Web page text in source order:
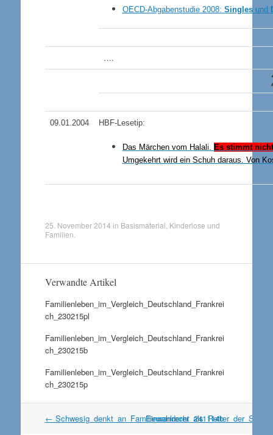
OECD-Abgabenstudie 2008: Singlesund
….
09.01.2004 HBF-Lesetip:
Das Märchen vom Halali. Es stimmt
Umgekehrt wird ein Schuh daraus. Von
25. November 2014 in Basismaterial Kinderlose und
Familien
Verwandte Artikel
Familienleben_im_Vergleich_Deutschland_Frankrei
ch_230215pl
Familienleben_im_Vergleich_Deutschland_Frankrei
ch_230215b
Familienleben_im_Vergleich_Deutschland_Frankrei
ch_230215p
Artikel
← Schwesig_denkt_an_Familiewahlrecht_241114b